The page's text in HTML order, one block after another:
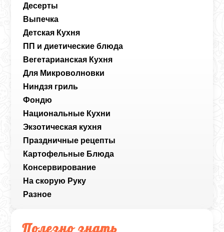
Десерты
Выпечка
Детская Кухня
ПП и диетические блюда
Вегетарианская Кухня
Для Микроволновки
Ниндзя гриль
Фондю
Национальные Кухни
Экзотическая кухня
Праздничные рецепты
Картофельные Блюда
Консервирование
На скорую Руку
Разное
Полезно знать